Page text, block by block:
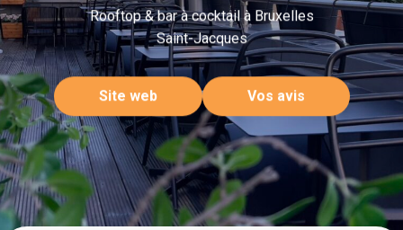
Rooftop & bar à cocktail à Bruxelles
Saint-Jacques
Site web Vos avis